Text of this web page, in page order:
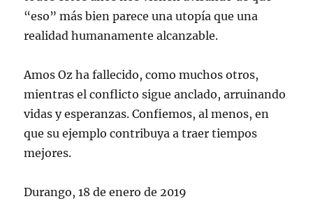
“eso” más bien parece una utopía que una
realidad humanamente alcanzable.
Amos Oz ha fallecido, como muchos otros,
mientras el conflicto sigue anclado, arruinando
vidas y esperanzas. Confiemos, al menos, en
que su ejemplo contribuya a traer tiempos
mejores.
Durango, 18 de enero de 2019